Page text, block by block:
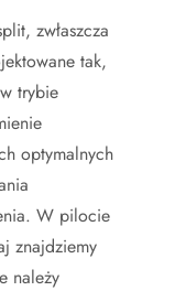
zwłaszcza
tak,
trybie
optymalnych
W pilocie
znajdziemy
należy